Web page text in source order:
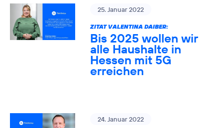
25. Januar 2022
ZITAT VALENTINA DAIBER:
Bis 2025 wollen wir
alle Haushalte in
Hessen mit 5G
erreichen
24. Januar 2022